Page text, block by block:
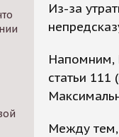
Из-за
Напомним,
статьи
Между тем,